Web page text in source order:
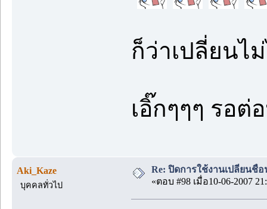
ก็ว่าเปลี่ยนไ
เอิ๊กๆๆๆ รอต่
Aki_Kaze
บุคคลทั่วไป
Re: ปิดการใช้งานเปลี่ยนชื่
«ตอบ #98 เมื่อ10-06-2007